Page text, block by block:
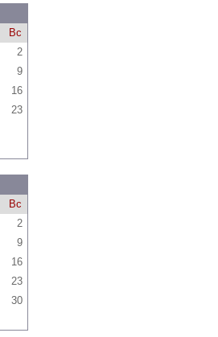
Вс
2
9
16
23
Вс
2
9
16
23
30